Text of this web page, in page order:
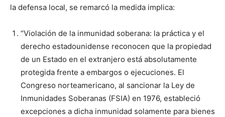
la defensa local, se remarcó la medida implica:
“Violación de la inmunidad soberana: la práctica y el
derecho estadounidense reconocen que la propiedad
de un Estado en el extranjero está absolutamente
protegida frente a embargos o ejecuciones. El
Congreso norteamericano, al sancionar la Ley de
Inmunidades Soberanas (FSIA) en 1976, estableció
excepciones a dicha inmunidad solamente para bienes